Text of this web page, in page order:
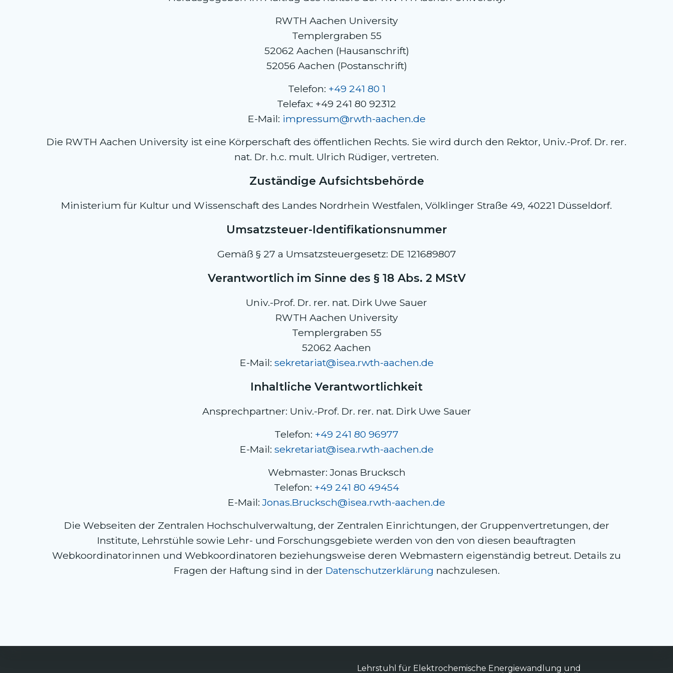
RWTH Aachen University
Templergraben 55
52062 Aachen (Hausanschrift)
52056 Aachen (Postanschrift)
Telefon: +49 241 80 1
Telefax: +49 241 80 92312
E-Mail: impressum@rwth-aachen.de
Die RWTH Aachen University ist eine Körperschaft des öffentlichen Rechts. Sie wird durch den Rektor, Univ.-Prof. Dr. rer.
nat. Dr. h.c. mult. Ulrich Rüdiger, vertreten.
Zuständige Aufsichtsbehörde
Ministerium für Kultur und Wissenschaft des Landes Nordrhein Westfalen, Völklinger Straße 49, 40221 Düsseldorf.
Umsatzsteuer-Identifikationsnummer
Gemäß § 27 a Umsatzsteuergesetz: DE 121689807
Verantwortlich im Sinne des § 18 Abs. 2 MStV
Univ.-Prof. Dr. rer. nat. Dirk Uwe Sauer
RWTH Aachen University
Templergraben 55
52062 Aachen
E-Mail: sekretariat@isea.rwth-aachen.de
Inhaltliche Verantwortlichkeit
Ansprechpartner: Univ.-Prof. Dr. rer. nat. Dirk Uwe Sauer
Telefon: +49 241 80 96977
E-Mail: sekretariat@isea.rwth-aachen.de
Webmaster: Jonas Brucksch
Telefon: +49 241 80 49454
E-Mail:Jonas.Brucksch@isea.rwth-aachen.de
Die Webseiten der Zentralen Hochschulverwaltung, der Zentralen Einrichtungen, der Gruppenvertretungen, der
Institute, Lehrstühle sowie Lehr- und Forschungsgebiete werden von den von diesen beauftragten
Webkoordinatorinnen und Webkoordinatoren beziehungsweise deren Webmastern eigenständig betreut. Details zu
Fragen der Haftung sind in der Datenschutzerklärung nachzulesen.
Lehrstuhl für Elektrochemische Energiewandlung und